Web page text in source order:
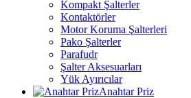
Kompakt Şalterler
Kontaktörler
Motor Koruma Şalterleri
Pako Şalterler
Parafudr
Şalter Aksesuarları
Yük Ayırıcılar
Anahtar Priz